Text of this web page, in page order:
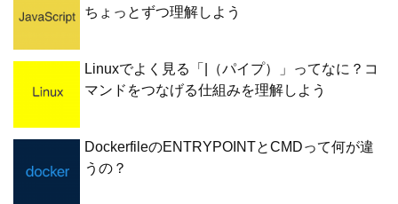
ちょっとずつ理解しよう
Linuxでよく見る「|（パイプ）」ってなに？コ
マンドをつなげる仕組みを理解しよう
DockerfileのENTRYPOINTとCMDって何が違
うの？